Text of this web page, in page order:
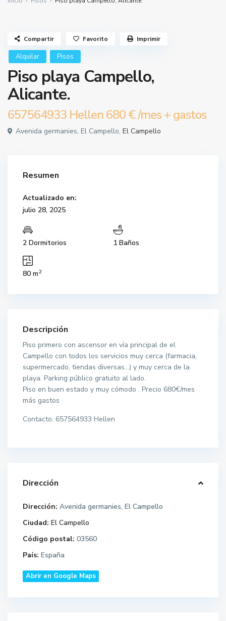
Alquilar Pisos
Piso playa Campello,
Alicante.
657564933 Hellen680 €/mes + gastos
Avenida germanies, El Campello, El Campello
Compartir Favorito Imprimir
Resumen
Actualizado en:
julio 28, 2025
2 Dormitorios 1 Baños
80 m2
Descripción
Piso primero con ascensor en vía principal de el
Campello con todos los servicios muy cerca (farmacia,
supermercado, tiendas diversas…) y muy cerca de la
playa. Parking público gratuito al lado.
Piso en buen estado y muy cómodo . Precio 680€/mes
más gastos
Contacto: 657564933 Hellen
Dirección
Dirección: Avenida germanies, El Campello
Ciudad: El Campello
Código postal: 03560
País: España
Abrir en Google Maps